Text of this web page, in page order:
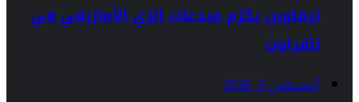
تيفاوين يكرّم مبدعات الزي الأمازيغي في
تافراوت
أغسطس 5, 2026